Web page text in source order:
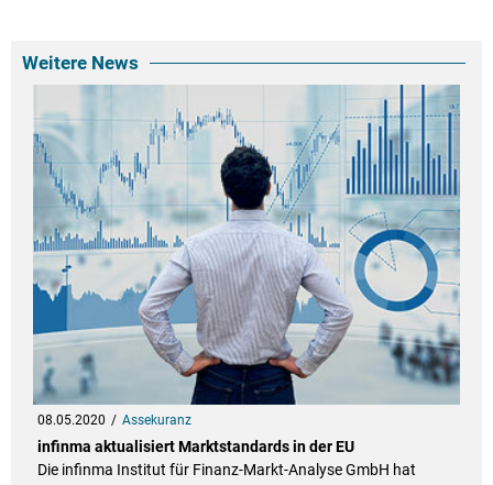
Weitere News
08.05.2020 Assekuranz
infinma aktualisiert Marktstandards in der EU
Die infinma Institut für Finanz-Markt-Analyse GmbH hat